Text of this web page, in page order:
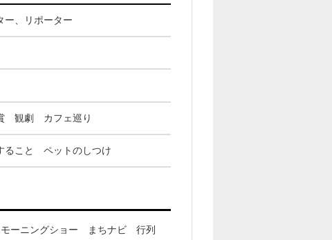
ー、リポーター
観劇 カフェ巡り
こと ペットのしつけ
ーニングショー まちナビ 行列